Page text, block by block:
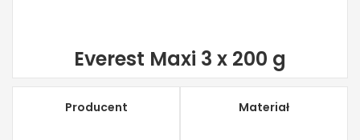
Everest Maxi 3 x 200 g
Producent Materiał